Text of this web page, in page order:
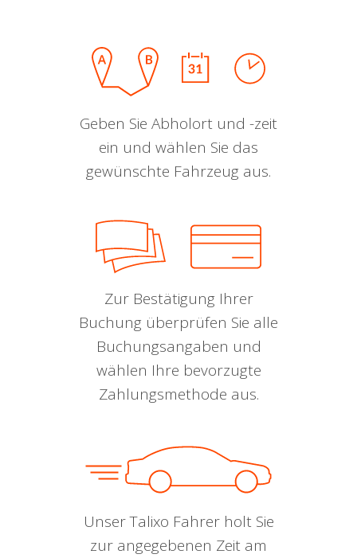
Geben Sie Abholort und -zeit
ein und wählen Sie das
gewünschte Fahrzeug aus.
Zur Bestätigung Ihrer
Buchung überprüfen Sie alle
Buchungsangaben und
wählen Ihre bevorzugte
Zahlungsmethode aus.
Unser Talixo Fahrer holt Sie
zur angegebenen Zeit am